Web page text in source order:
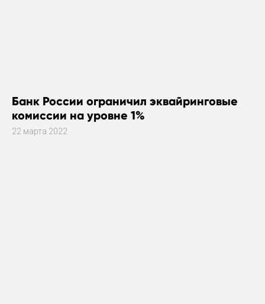
Банк России ограничил эквайринговые
комиссии на уровне 1%
22 марта 2022